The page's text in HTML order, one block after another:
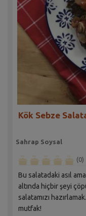
Kök Sebze
Sahrap Soysal
(0)
Bu salatadaki asıl
altında hiçbir şeyi
salatamızı
mutfak!